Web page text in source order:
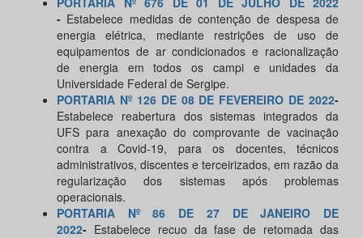
- Estabelece medidas de contenção de despesa de
energia elétrica, mediante restrições de uso de
equipamentos de ar condicionados e racionalização
de energia em todos os campi e unidades da
Universidade Federal de Sergipe.
PORTARIA Nº 126 DE 08 DE FEVEREIRO DE 2022-
Estabelece reabertura dos sistemas integrados da
UFS para anexação do comprovante de vacinação
contra a Covid-19, para os docentes, técnicos
administrativos, discentes e terceirizados, em razão da
regularização dos sistemas após problemas
operacionais.
PORTARIA Nº 86 DE 27 DE JANEIRO DE
2022- Estabelece recuo da fase de retomada das